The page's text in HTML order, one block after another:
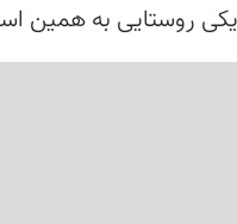
روستایی به همین